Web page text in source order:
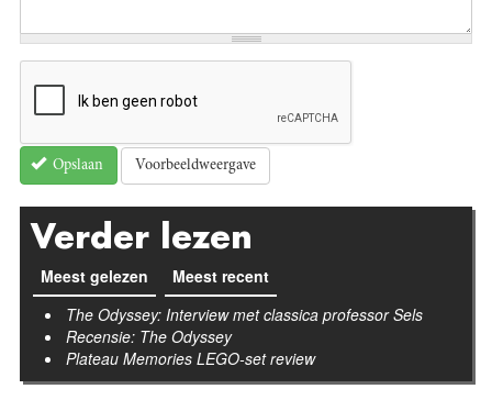
Opslaan Voorbeeldweergave
Verder lezen
Meest gelezen Meest recent
The Odyssey: Interview met classica professor Sels
Recensie: The Odyssey
Plateau Memories LEGO-set review